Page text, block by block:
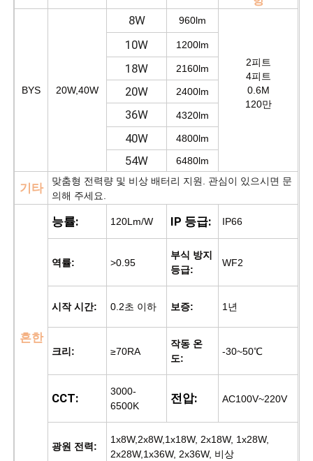
BYS 20W,40W
8W 960lm
2피트
4피트
0.6M
120만
10W 1200lm
18W 2160lm
20W 2400lm
36W 4320lm
40W 4800lm
54W 6480lm
기타
맞춤형 전력량 및 비상 배터리 지원. 관심이 있으시면 문
의해 주세요.
흔한
능률: 120Lm/W IP 등급: IP66
역률: >0.95
부식 방지
등급:
WF2
시작 시간: 0.2초 이하 보증: 1년
크리: ≥70RA
작동 온
도:
-30~50℃
CCT:
3000-
6500K
전압: AC100V~220V
광원 전력:
1x8W,2x8W,1x18W, 2x18W, 1x28W,
2x28W,1x36W, 2x36W, 비상